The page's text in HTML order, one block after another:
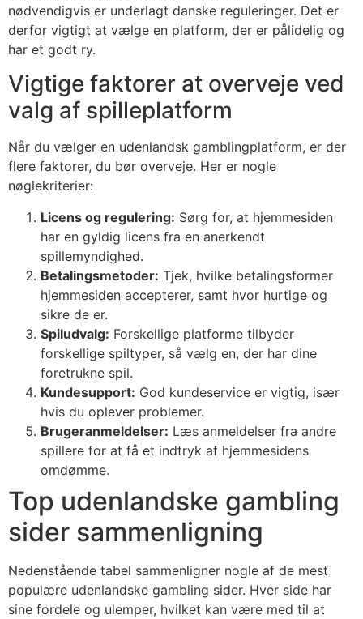
nødvendigvis er underlagt danske reguleringer. Det er
derfor vigtigt at vælge en platform, der er pålidelig og
har et godt ry.
Vigtige faktorer at overveje ved
valg af spilleplatform
Når du vælger en udenlandsk gamblingplatform, er der
flere faktorer, du bør overveje. Her er nogle
nøglekriterier:
Licens og regulering: Sørg for, at hjemmesiden
har en gyldig licens fra en anerkendt
spillemyndighed.
Betalingsmetoder: Tjek, hvilke betalingsformer
hjemmesiden accepterer, samt hvor hurtige og
sikre de er.
Spiludvalg: Forskellige platforme tilbyder
forskellige spiltyper, så vælg en, der har dine
foretrukne spil.
Kundesupport: God kundeservice er vigtig, især
hvis du oplever problemer.
Brugeranmeldelser: Læs anmeldelser fra andre
spillere for at få et indtryk af hjemmesidens
omdømme.
Top udenlandske gambling
sider sammenligning
Nedenstående tabel sammenligner nogle af de mest
populære udenlandske gambling sider. Hver side har
sine fordele og ulemper, hvilket kan være med til at